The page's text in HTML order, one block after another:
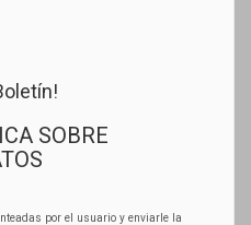
SOBRE
por el usuario y enviarle la